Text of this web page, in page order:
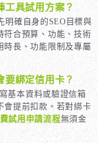
具試用方案？
明確自身的SEO目標與
符合預算、功能、技術
時長、功能限制及專屬
綁定信用卡？
基本資料或驗證信箱
會提前扣款。若對綁卡
試用申請流程無須金